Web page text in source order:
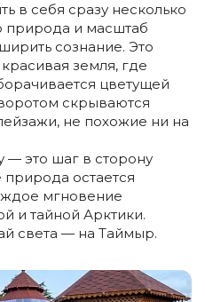
в себя сразу несколько
природа и масштаб
сознание. Это
земля, где
цветущей
скрываются
не похожие ни на
— это шаг в сторону
природа остается
мгновение
и тайной Арктики.
света — на Таймыр.